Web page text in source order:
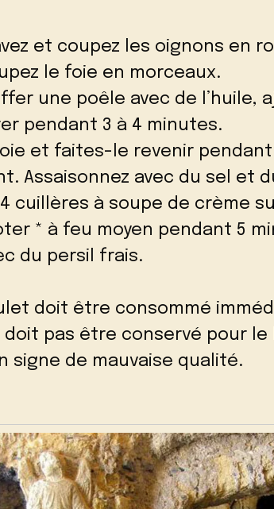
et coupez les oignons en
le foie en morceaux.
une poêle avec de l’huile,
pendant 3 à 4 minutes.
et faites-le revenir
Assaisonnez avec du sel et
cuillères à soupe de crème
* à feu moyen pendant 5
du persil frais.
doit être consommé
pas être conservé pour le
signe de mauvaise qualité.